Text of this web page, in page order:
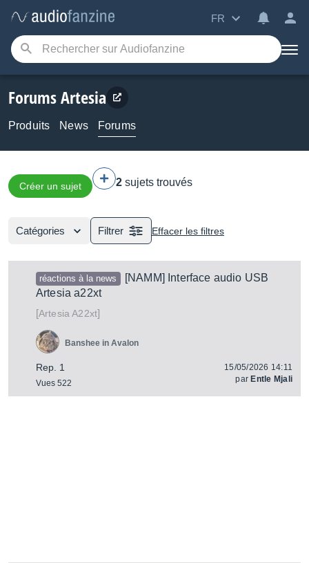
FR
Forums Artesia
Produits News Forums
Créer un sujet 2 sujets trouvés
Catégories Filtrer Effacer les filtres
réactions à la news
[NAMM] Interface audio USB
Artesia a22xt
[Artesia A22xt]
Rep. 1
Vues 522
Banshee in Avalon
15/05/2026 14:11
par Entle Mjali